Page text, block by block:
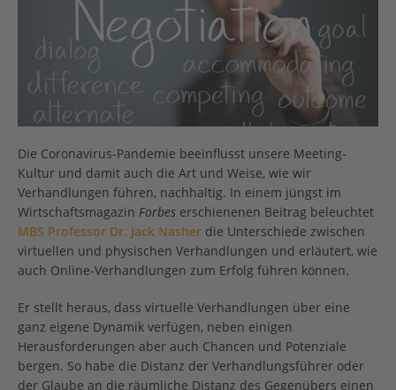
Die Coronavirus-Pandemie beeinflusst unsere Meeting-
Kultur und damit auch die Art und Weise, wie wir
Verhandlungen führen, nachhaltig. In einem jüngst im
Wirtschaftsmagazin Forbes erschienenen Beitrag beleuchtet
MBS Professor Dr. Jack Nasher die Unterschiede zwischen
virtuellen und physischen Verhandlungen und erläutert, wie
auch Online-Verhandlungen zum Erfolg führen können.
Er stellt heraus, dass virtuelle Verhandlungen über eine
ganz eigene Dynamik verfügen, neben einigen
Herausforderungen aber auch Chancen und Potenziale
bergen. So habe die Distanz der Verhandlungsführer oder
der Glaube an die räumliche Distanz des Gegenübers einen